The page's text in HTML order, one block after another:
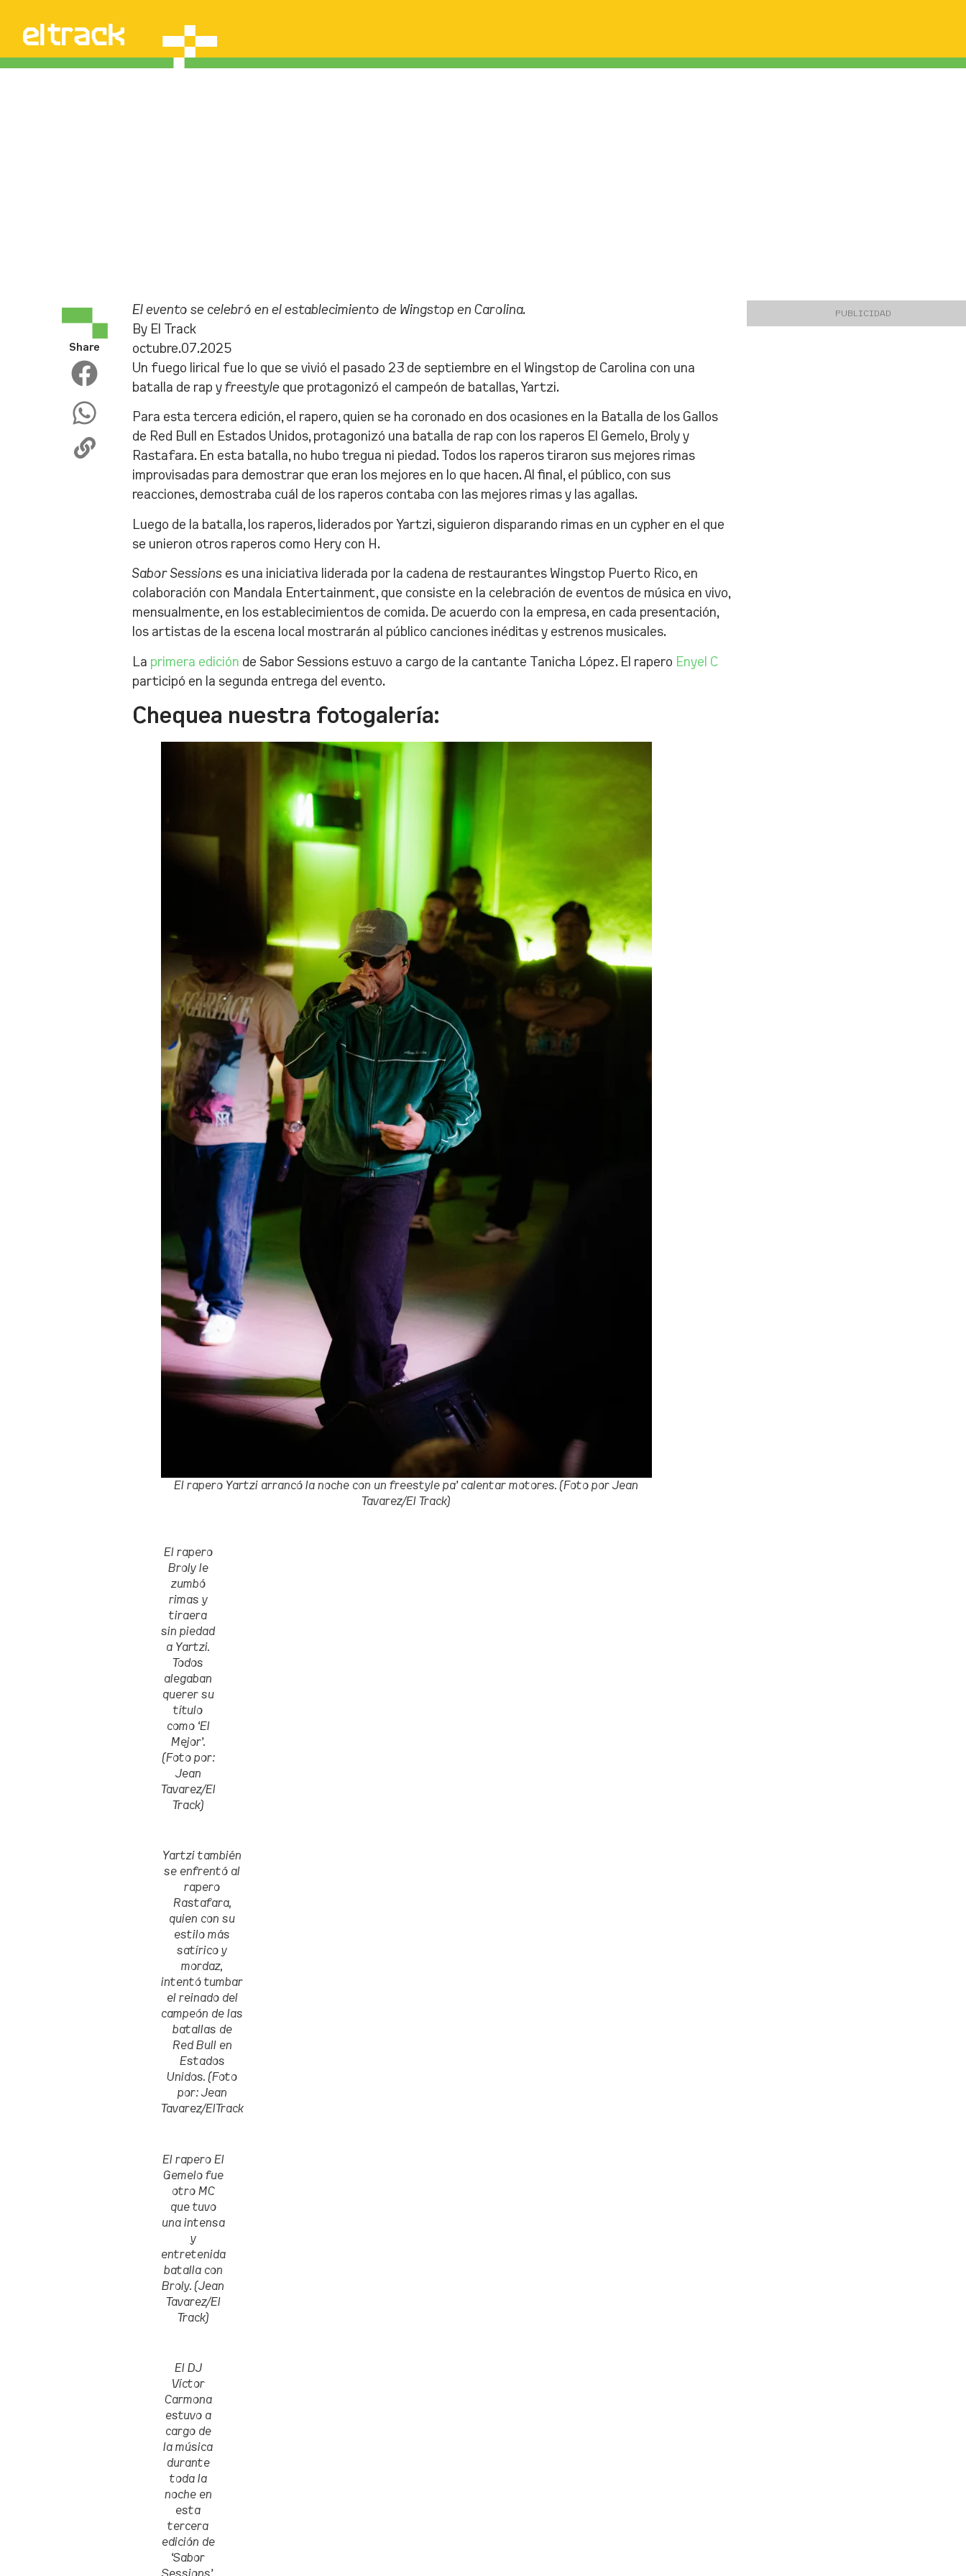
Share
El evento se celebró en el establecimiento de Wingstop en Carolina.
By El Track
octubre.07.2025
Un fuego lirical fue lo que se vivió el pasado 23 de septiembre en el Wingstop de Carolina con una
batalla de rap yfreestyleque protagonizó el campeón de batallas, Yartzi.
Para esta tercera edición, el rapero, quien se ha coronado en dos ocasiones en la Batalla de los Gallos
de Red Bull en Estados Unidos, protagonizó una batalla de rap con los raperos El Gemelo, Broly y
Rastafara. En esta batalla, no hubo tregua ni piedad. Todos los raperos tiraron sus mejores rimas
improvisadas para demostrar que eran los mejores en lo que hacen. Al final, el público, con sus
reacciones, demostraba cuál de los raperos contaba con las mejores rimas y las agallas.
Luego de la batalla, los raperos, liderados por Yartzi, siguieron disparando rimas en un cypher en el que
se unieron otros raperos como Hery con H.
Sabor Sessions es una iniciativa liderada por la cadena de restaurantes Wingstop Puerto Rico, en
colaboración con Mandala Entertainment, que consiste en la celebración de eventos de música en vivo,
mensualmente, en los establecimientos de comida. De acuerdo con la empresa, en cada presentación,
los artistas de la escena local mostrarán al público canciones inéditas y estrenos musicales.
La primera edición de Sabor Sessions estuvo a cargo de la cantante Tanicha López. El rapero Enyel C
participó en la segunda entrega del evento.
Chequea nuestra fotogalería:
El rapero Yartzi arrancó la noche con un freestyle pa’ calentar motores. (Foto por Jean
Tavarez/El Track)
El rapero
Broly le
zumbó
rimas y
tiraera
sin piedad
a Yartzi.
Todos
alegaban
querer su
título
como ‘El
Mejor’.
(Foto por:
Jean
Tavarez/El
Track)
Yartzi también
se enfrentó al
rapero
Rastafara,
quien con su
estilo más
satírico y
mordaz,
intentó tumbar
el reinado del
campeón de las
batallas de
Red Bull en
Estados
Unidos. (Foto
por: Jean
Tavarez/ElTrack
El rapero El
Gemelo fue
otro MC
que tuvo
una intensa
y
entretenida
batalla con
Broly. (Jean
Tavarez/El
Track)
El DJ
Víctor
Carmona
estuvo a
cargo de
la música
durante
toda la
noche en
esta
tercera
edición de
‘Sabor
PUBLICIDAD